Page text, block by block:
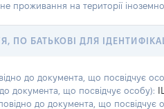
проживання на території
ПО БАТЬКОВІ ДЛЯ
до документа, що посвідчує
до документа, що посвідчує особу):
до документа, що посвідчує